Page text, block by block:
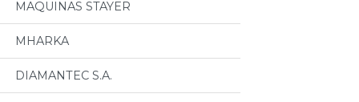
MAQUINAS STAYER
MHARKA
DIAMANTEC S.A.